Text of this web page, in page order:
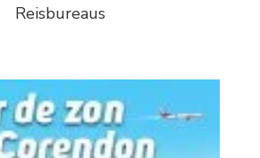
Reisbureaus